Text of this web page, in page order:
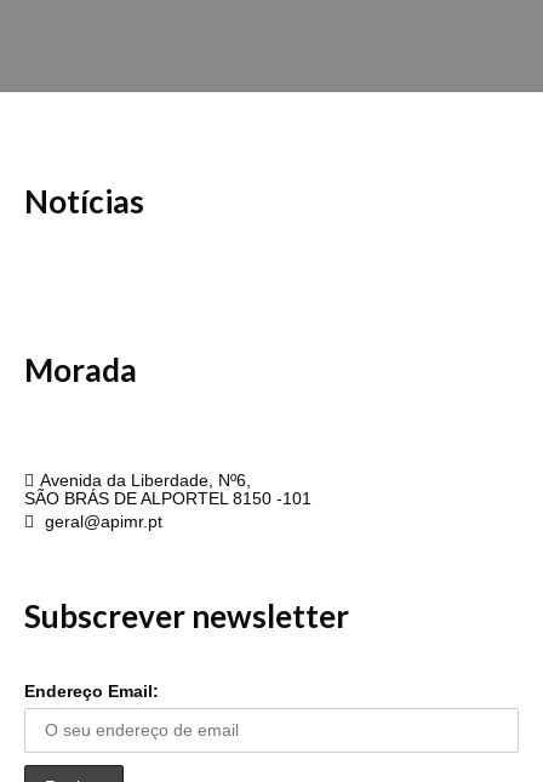
Notícias
Morada
Avenida da Liberdade, Nº6,
SÃO BRÁS DE ALPORTEL 8150 -101
geral@apimr.pt
Subscrever newsletter
Endereço Email: